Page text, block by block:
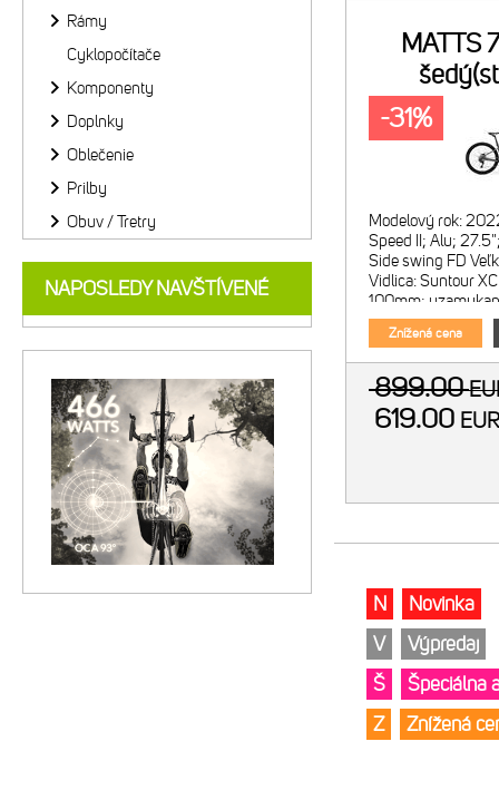
MATTS
Modelový rok:
Speed II; Alu;
Side swing FD
Vidlica: Suntour
100mm;
vidlice Počet
Znížená cena
-31%
899.00
619.00
N
Novinka
V
Výpredaj
Š
Špeciálna
Z
Znížená
Rámy
Cyklopočítače
Komponenty
Doplnky
Oblečenie
Prilby
Obuv / Tretry
NAPOSLEDY NAVŠTÍVENÉ